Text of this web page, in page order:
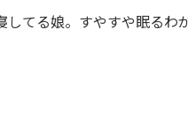
てる娘。すやすや眠るわ